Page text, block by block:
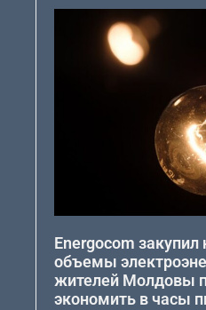
Energocom
объемы
жителей Молдовы
экономить в часы